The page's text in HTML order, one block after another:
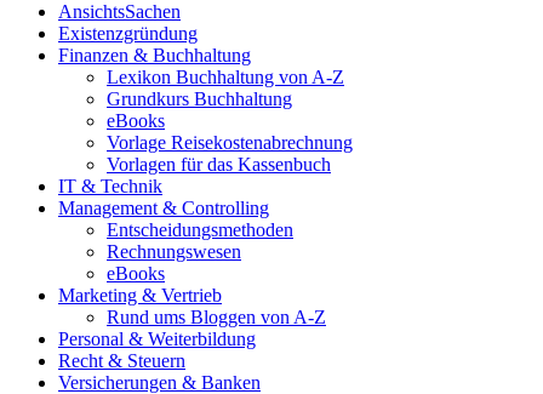
AnsichtsSachen
Existenzgründung
Finanzen & Buchhaltung
Lexikon Buchhaltung von A-Z
Grundkurs Buchhaltung
eBooks
Vorlage Reisekostenabrechnung
Vorlagen für das Kassenbuch
IT & Technik
Management & Controlling
Entscheidungsmethoden
Rechnungswesen
eBooks
Marketing & Vertrieb
Rund ums Bloggen von A-Z
Personal & Weiterbildung
Recht & Steuern
Versicherungen & Banken